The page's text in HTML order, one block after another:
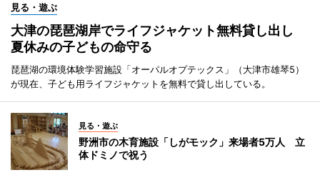
見る・遊ぶ
大津の琵琶湖岸でライフジャケット無料貸し出し
夏休みの子どもの命守る
琵琶湖の環境体験学習施設「オーパルオプテックス」（大津市雄琴5）
が現在、子ども用ライフジャケットを無料で貸し出している。
見る・遊ぶ
野洲市の木育施設「しがモック」来場者5万人 立
体ドミノで祝う